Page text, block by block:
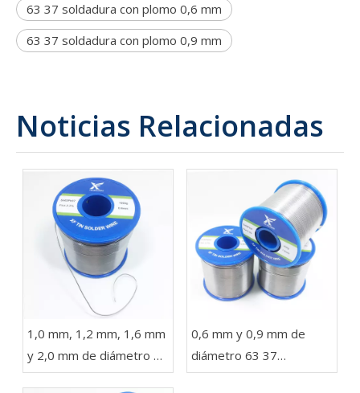
63 37 soldadura con plomo 0,6 mm
63 37 soldadura con plomo 0,9 mm
Noticias Relacionadas
1,0 mm, 1,2 mm, 1,6 mm
y 2,0 mm de diámetro 63
37 Sn Pb Soldadura en un
0,6 mm y 0,9 mm de
diámetro 63 37
Soldadura de alambre